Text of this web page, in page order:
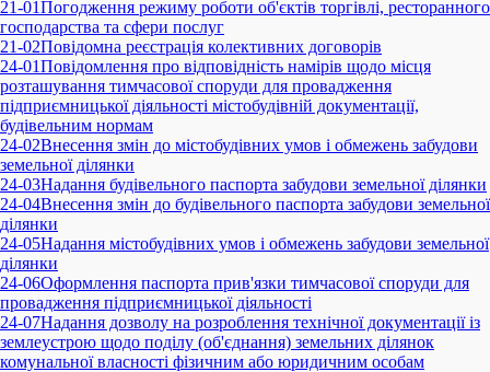
21-01Погодження режиму роботи об'єктів торгівлі, ресторанного
господарства та сфери послуг
21-02Повідомна реєстрація колективних договорів
24-01Повідомлення про відповідність намірів щодо місця
розташування тимчасової споруди для провадження
підприємницької діяльності містобудівній документації,
будівельним нормам
24-02Внесення змін до містобудівних умов і обмежень забудови
земельної ділянки
24-03Надання будівельного паспорта забудови земельної ділянки
24-04Внесення змін до будівельного паспорта забудови земельної
ділянки
24-05Надання містобудівних умов і обмежень забудови земельної
ділянки
24-06Оформлення паспорта прив'язки тимчасової споруди для
провадження підприємницької діяльності
24-07Надання дозволу на розроблення технічної документації із
землеустрою щодо поділу (об'єднання) земельних ділянок
комунальної власності фізичним або юридичним особам